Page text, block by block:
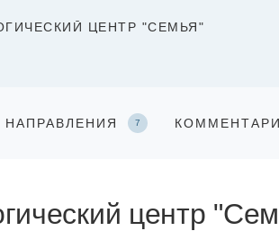
ЦЕНТР "СЕМЬЯ"
НАПРАВЛЕНИЯ 7
центр